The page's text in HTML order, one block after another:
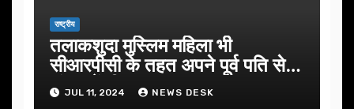
राष्ट्रीय
तलाकशुदा मुस्लिम महिला भी
सीआरपीसी के तहत अपने पूर्व पति से
मांग सकेंगी गुजारा भत्ता
JUL 11, 2024 NEWS DESK